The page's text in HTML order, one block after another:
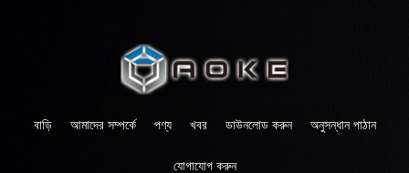
বাড়ি আমাদের সম্পর্কে পণ্য খবর ডাউনলোড করুন অনুসন্ধান পাঠান
যোগাযোগ করুন